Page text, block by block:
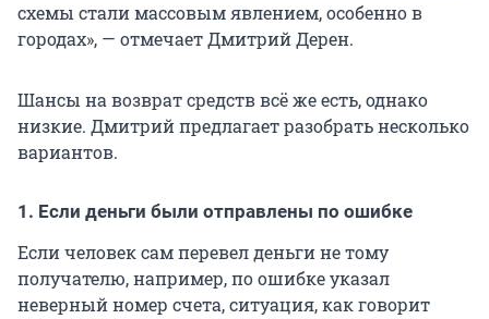
схемы стали массовым явлением, особенно в
городах», — отмечает Дмитрий Дерен.
Шансы на возврат средств всё же есть, однако
низкие. Дмитрий предлагает разобрать несколько
вариантов.
1. Если деньги были отправлены по ошибке
Если человек сам перевел деньги не тому
получателю, например, по ошибке указал
неверный номер счета, ситуация, как говорит